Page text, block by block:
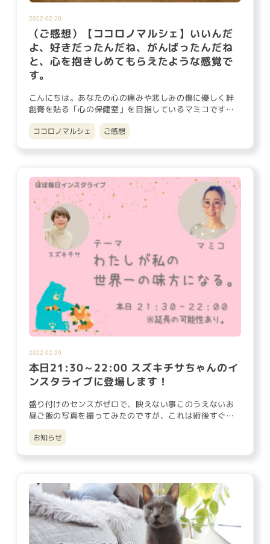
2022-02-20
（ご感想）【ココロノマルシェ】いいんだ
よ、好きだったんだね、がんばったんだね
と、心を抱きしめてもらえたような感覚で
す。
こんにちは。あなたの心の痛みや悲しみの傷に優しく絆
創膏を貼る「心の保健室」を目指しているマミコです。
六花亭には美味しい…
ココロノマルシェ ご感想
2022-02-20
本日21:30～22:00 スズキチサちゃんのイ
ンスタライブに登場します！
盛り付けのセンスがゼロで、映えない事このうえないお
昼ご飯の写真を撮ってみたのですが、これは術後すぐで
まだベッドで寝ている…
お知らせ